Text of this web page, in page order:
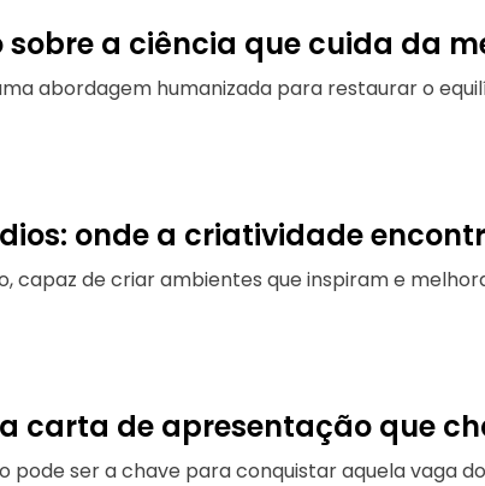
sobre a ciência que cuida da
abordagem humanizada para restaurar o
onde a criatividade
capaz de criar ambientes que inspiram e
carta de apresentação que
ser a chave para conquistar aquela vaga